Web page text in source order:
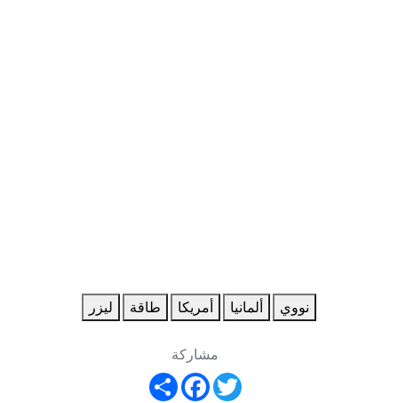
نووي ألمانيا أمريكا طاقة ليزر
مشاركة
Share
FacebookTwitter